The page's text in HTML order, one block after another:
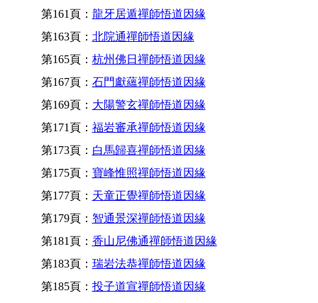
第161頁： 龍牙居遁禪師悟道因緣
第163頁： 北院通禪師悟道因緣
第165頁： 杭州佛日禪師悟道因緣
第167頁： 石門獻蘊禪師悟道因緣
第169頁： 大陽警玄禪師悟道因緣
第171頁： 福岩審承禪師悟道因緣
第173頁： 白馬歸喜禪師悟道因緣
第175頁： 寶峰惟照禪師悟道因緣
第177頁： 天童正覺禪師悟道因緣
第179頁： 智通景深禪師悟道因緣
第181頁： 香山尼佛通禪師悟道因緣
第183頁： 瑞岩法恭禪師悟道因緣
第185頁： 投子道宣禪師悟道因緣